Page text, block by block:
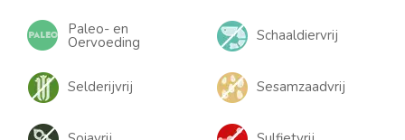
Paleo- en
Oervoeding Schaaldiervrij
Selderijvrij Sesamzaadvrij